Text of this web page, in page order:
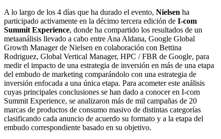
A lo largo de los 4 días que ha durado el evento, Nielsen ha
participado activamente en la décimo tercera edición de I-com
Summit Experience, donde ha compartido los resultados de un
metaanálisis llevado a cabo entre Ana Aldana, Google Global
Growth Manager de Nielsen en colaboración con Bettina
Rodriguez, Global Vertical Manager, HPC / FBR de Google, para
medir el impacto de una estrategia de inversión en más de una etapa
del embudo de marketing comparándolo con una estrategia de
inversión enfocada a una única etapa. Para acometer este análisis
cuyas principales conclusiones se han dado a conocer en I-com
Summit Experience, se analizaron más de mil campañas de 20
marcas de productos de consumo masivo de distintas categorías
clasificando cada anuncio de acuerdo su formato y a la etapa del
embudo correspondiente basado en su objetivo.